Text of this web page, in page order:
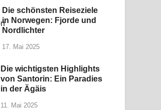
Die schönsten Reiseziele
in Norwegen: Fjorde und
Nordlichter
17. Mai 2025
Die wichtigsten Highlights
von Santorin: Ein Paradies
in der Ägäis
11. Mai 2025